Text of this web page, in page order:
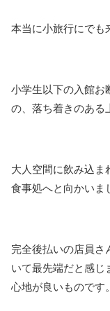
本当に小旅行にでも
小学生以下の入館お
の、落ち着きのある
大人空間に飲み込ま
食事処へと向かいま
完全後払いの店員さ
いて最先端だと感じ
心地が良いものです。